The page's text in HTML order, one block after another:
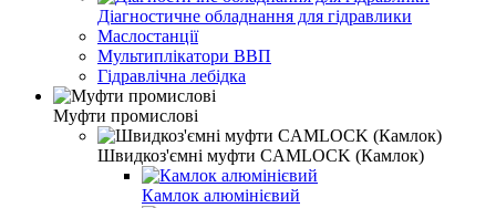
Діагностичне обладнання для гідравлики
Маслостанції
Мультиплікатори ВВП
Гідравлічна лебідка
Муфти промислові
Швидкоз'ємні муфти CAMLOCK (Камлок)
Камлок алюмінієвий